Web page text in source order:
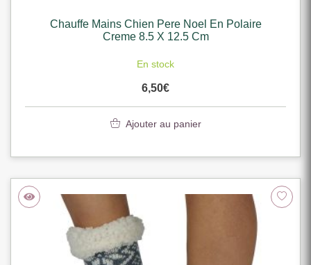
Chauffe Mains Chien Pere Noel En Polaire
Creme 8.5 X 12.5 Cm
En stock
6,50€
Ajouter au panier